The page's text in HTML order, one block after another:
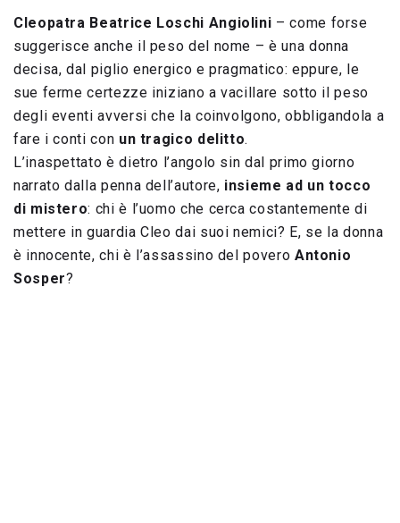
Cleopatra Beatrice Loschi Angiolini – come forse
suggerisce anche il peso del nome – è una donna
decisa, dal piglio energico e pragmatico: eppure, le
sue ferme certezze iniziano a vacillare sotto il peso
degli eventi avversi che la coinvolgono, obbligandola a
fare i conti con un tragico delitto.
L’inaspettato è dietro l’angolo sin dal primo giorno
narrato dalla penna dell’autore, insieme ad un tocco
di mistero: chi è l’uomo che cerca costantemente di
mettere in guardia Cleo dai suoi nemici? E, se la donna
è innocente, chi è l’assassino del povero Antonio
Sosper?